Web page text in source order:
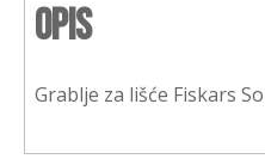
Opis
Grablje za lišće Fiskars